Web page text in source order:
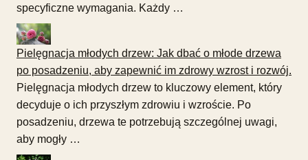
specyficzne wymagania. Każdy …
Pielęgnacja młodych drzew: Jak dbać o młode drzewa
po posadzeniu, aby zapewnić im zdrowy wzrost i rozwój.
Pielęgnacja młodych drzew to kluczowy element, który
decyduje o ich przyszłym zdrowiu i wzroście. Po
posadzeniu, drzewa te potrzebują szczególnej uwagi,
aby mogły …